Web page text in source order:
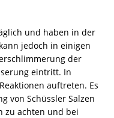
und haben in der
jedoch in einigen
der
eintritt. In
auftreten. Es
von Schüssler Salzen
zu achten und bei